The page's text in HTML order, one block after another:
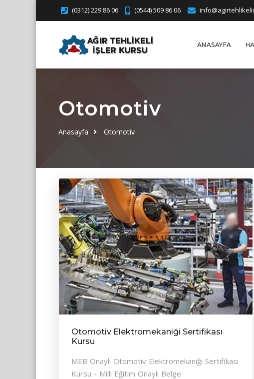
(0312) 229 86 06 (0544) 509 86 06
ANASAYFA
Otomotiv
Anasayfa Otomotiv
Otomotiv Elektromekaniği Sertifikası
Kursu
MEB Onaylı Otomotiv Elektromekaniği Sertifikası
Kursu - Milli Eğitim Onaylı Belge